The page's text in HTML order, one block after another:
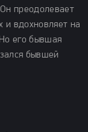
преодолевает
и вдохновляет на
его бывшая
бывшей